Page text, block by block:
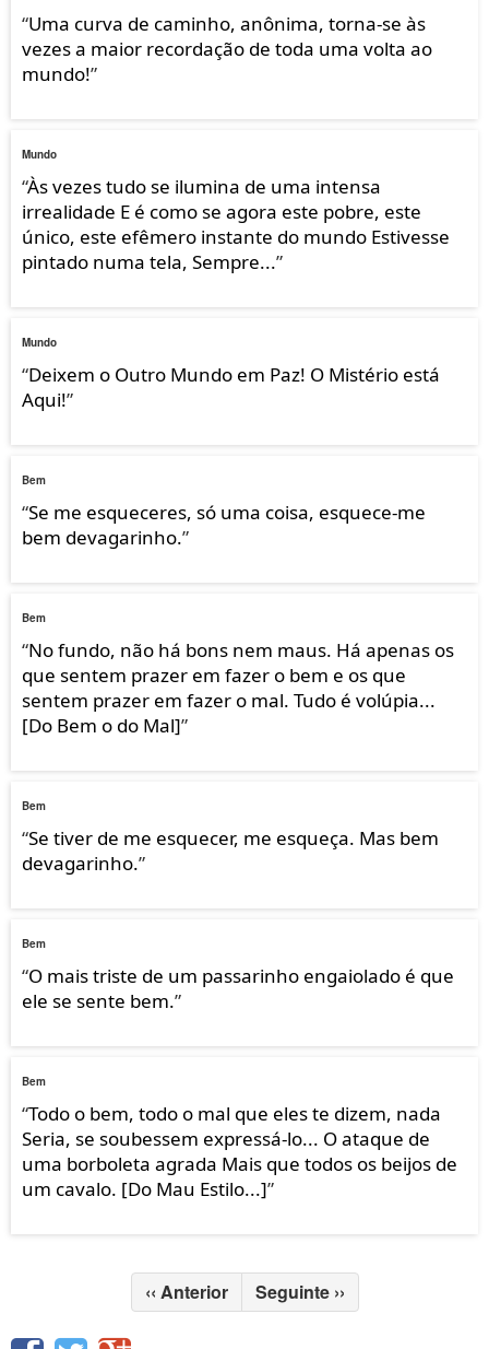
“Uma curva de caminho, anônima, torna-se às
vezes a maior recordação de toda uma volta ao
mundo!”
Mundo
“Às vezes tudo se ilumina de uma intensa
irrealidade E é como se agora este pobre, este
único, este efêmero instante do mundo Estivesse
pintado numa tela, Sempre...”
Mundo
“Deixem o Outro Mundo em Paz! O Mistério está
Aqui!”
Bem
“Se me esqueceres, só uma coisa, esquece-me
bem devagarinho.”
Bem
“No fundo, não há bons nem maus. Há apenas os
que sentem prazer em fazer o bem e os que
sentem prazer em fazer o mal. Tudo é volúpia...
[Do Bem o do Mal]”
Bem
“Se tiver de me esquecer, me esqueça. Mas bem
devagarinho.”
Bem
“O mais triste de um passarinho engaiolado é que
ele se sente bem.”
Bem
“Todo o bem, todo o mal que eles te dizem, nada
Seria, se soubessem expressá-lo... O ataque de
uma borboleta agrada Mais que todos os beijos de
um cavalo. [Do Mau Estilo...]”
‹‹ Anterior Seguinte ››